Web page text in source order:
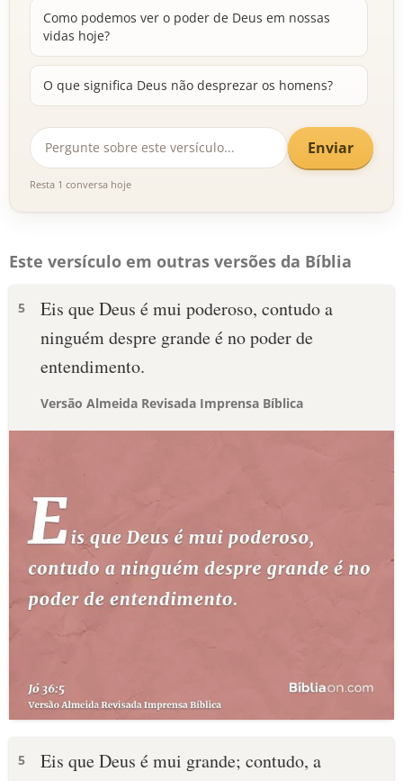
Como podemos ver o poder de Deus em nossas
vidas hoje?
O que significa Deus não desprezar os homens?
Enviar
Resta 1 conversa hoje
Este versículo em outras versões da Bíblia
5
Eis que Deus é mui poderoso, contudo a
ninguém despre grande é no poder de
entendimento.
Versão Almeida Revisada Imprensa Bíblica
5
Eis que Deus é mui grande; contudo, a